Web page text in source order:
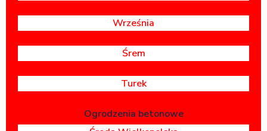
Września
Śrem
Turek
Ogrodzenia betonowe